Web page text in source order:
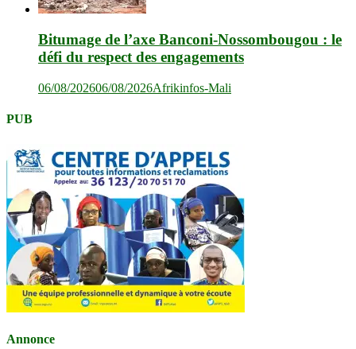
Bitumage de l’axe Banconi-Nossombougou : le
défi du respect des engagements
06/08/202606/08/2026Afrikinfos-Mali
PUB
Annonce